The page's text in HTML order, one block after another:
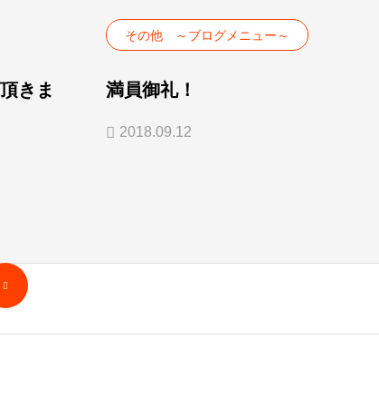
きま
その他 ～ブログメニュー～
満員御礼！
2018.09.12